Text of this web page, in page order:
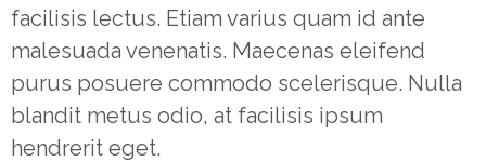
facilisis lectus. Etiam varius quam id ante
malesuada venenatis. Maecenas eleifend
purus posuere commodo scelerisque. Nulla
blandit metus odio, at facilisis ipsum
hendrerit eget.